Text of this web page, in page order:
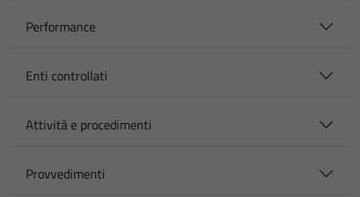
Performance
Enti controllati
Attività e procedimenti
Provvedimenti